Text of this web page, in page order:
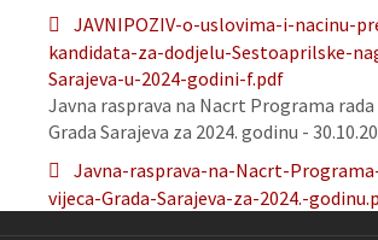
JAVNIPOZIV-o-uslovima-i-nacinu-
kandidata-za-dodjelu-Sestoaprilske-
Sarajeva-u-2024-godini-f.pdf
Javna rasprava na Nacrt Programa rada
Grada Sarajeva za 2024. godinu -
Javna-rasprava-na-Nacrt-
vijeca-Grada-Sarajeva-za-2024.-